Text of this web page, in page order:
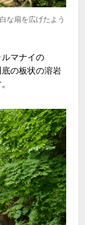
な扇を広げたよう
マナイの
の板状の溶岩